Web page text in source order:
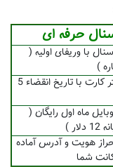
حرفه ای
با وریفای اولیه (
)
✅ ویزا/مستر کارت با تاریخ انقضاء 5
ماه اول رایگان (
)
هویت و آدرس آماده
شما